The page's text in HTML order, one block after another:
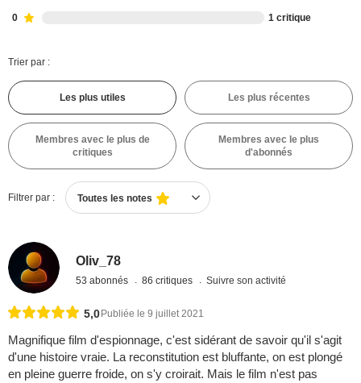
0 1 critique
Trier par :
Les plus utiles Les plus récentes
Membres avec le plus de
critiques
Membres avec le plus
d'abonnés
Filtrer par : Toutes les notes
Oliv_78
53 abonnés 86 critiques Suivre son activité
5,0 Publiée le 9 juillet 2021
Magnifique film d'espionnage, c'est sidérant de savoir qu'il s'agit
d'une histoire vraie. La reconstitution est bluffante, on est plongé
en pleine guerre froide, on s'y croirait. Mais le film n'est pas